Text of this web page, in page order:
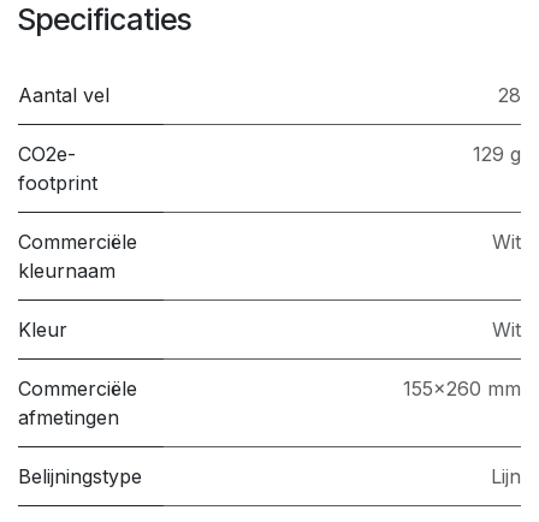
Specificaties
Aantal vel 28
CO2e-
footprint
129 g
Commerciële
kleurnaam
Wit
Kleur Wit
Commerciële
afmetingen
155x260 mm
Belijningstype Lijn